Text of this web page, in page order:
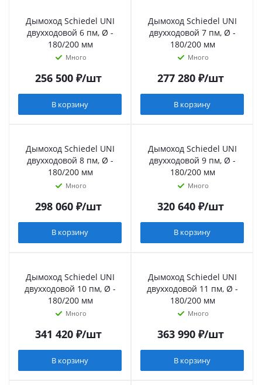
Дымоход Schiedel UNI
двухходовой 6 пм, Ø -
180/200 мм
Много
256 500₽/шт
В корзину
Дымоход Schiedel UNI
двухходовой 7 пм, Ø -
180/200 мм
Много
277 280₽/шт
В корзину
Дымоход Schiedel UNI
двухходовой 8 пм, Ø -
180/200 мм
Много
298 060₽/шт
В корзину
Дымоход Schiedel UNI
двухходовой 9 пм, Ø -
180/200 мм
Много
320 640₽/шт
В корзину
Дымоход Schiedel UNI
двухходовой 10 пм, Ø -
180/200 мм
Много
341 420₽/шт
В корзину
Дымоход Schiedel UNI
двухходовой 11 пм, Ø -
180/200 мм
Много
363 990₽/шт
В корзину